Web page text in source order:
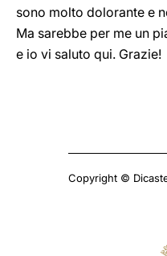
sono molto dolorante e
Ma sarebbe per me un
e io vi saluto qui. Grazie!
Copyright ©